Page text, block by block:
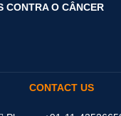
CONTRA O CÂNCER
CONTACT US